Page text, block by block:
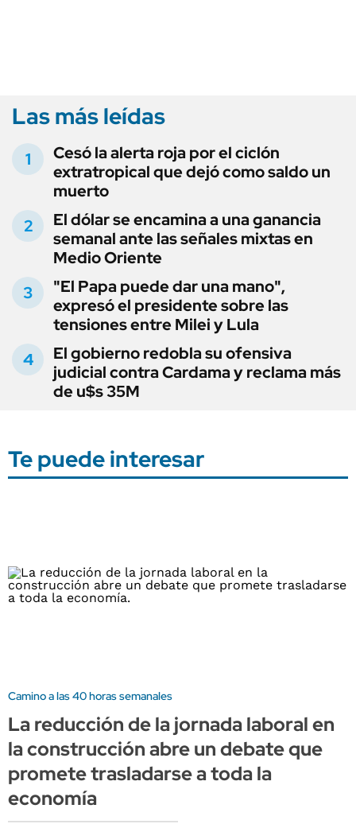
Las más leídas
Cesó la alerta roja por el ciclón
extratropical que dejó como saldo un
muerto
El dólar se encamina a una ganancia
semanal ante las señales mixtas en
Medio Oriente
"El Papa puede dar una mano",
expresó el presidente sobre las
tensiones entre Milei y Lula
El gobierno redobla su ofensiva
judicial contra Cardama y reclama más
de u$s 35M
Te puede interesar
Camino a las 40 horas semanales
La reducción de la jornada laboral en
la construcción abre un debate que
promete trasladarse a toda la
economía